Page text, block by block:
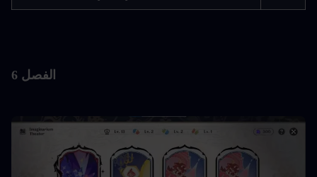
الفصل 6